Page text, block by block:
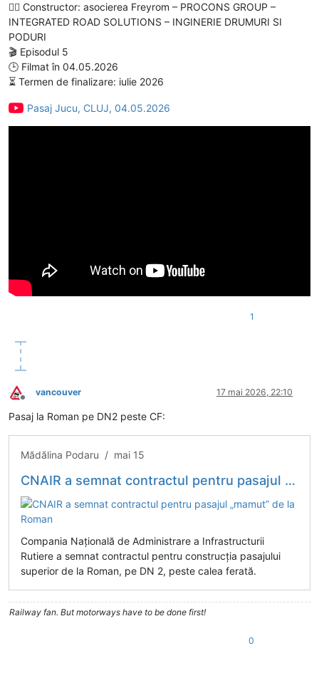
👷‍♂️ Constructor: asocierea Freyrom – PROCONS GROUP –
INTEGRATED ROAD SOLUTIONS – INGINERIE DRUMURI SI
PODURI
🎬 Episodul 5
🕒 Filmat în 04.05.2026
⏳ Termen de finalizare: iulie 2026
Pasaj Jucu, CLUJ, 04.05.2026
1
Deconectat
vancouver 17 mai 2026, 22:10
Pasaj la Roman pe DN2 peste CF:
Mădălina Podaru / mai 15
CNAIR a semnat contractul pentru pasajul „mamut” de la Roman
Compania Națională de Administrare a Infrastructurii
Rutiere a semnat contractul pentru construcția pasajului
superior de la Roman, pe DN 2, peste calea ferată.
Railway fan. But motorways have to be done first!
0